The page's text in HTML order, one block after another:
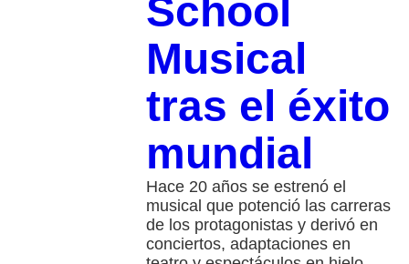
School
Musical
tras el éxito
mundial
Hace 20 años se estrenó el
musical que potenció las carreras
de los protagonistas y derivó en
conciertos, adaptaciones en